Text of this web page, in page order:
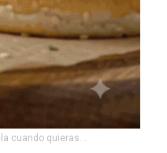
cuando quieras...